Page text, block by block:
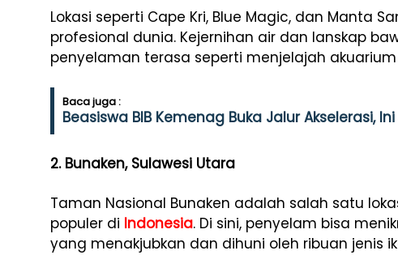
Lokasi seperti Cape Kri, Blue Magic, dan Manta
profesional dunia. Kejernihan air dan lanskap
penyelaman terasa seperti menjelajah akuarium
Baca juga :
Beasiswa BIB Kemenag Buka Jalur Akselerasi,
2. Bunaken, Sulawesi Utara
Taman Nasional Bunaken adalah salah satu
populer di Indonesia. Di sini, penyelam bisa
yang menakjubkan dan dihuni oleh ribuan jenis